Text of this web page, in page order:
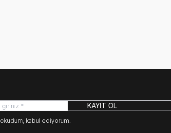
KAYIT OL
okudum, kabul ediyorum.